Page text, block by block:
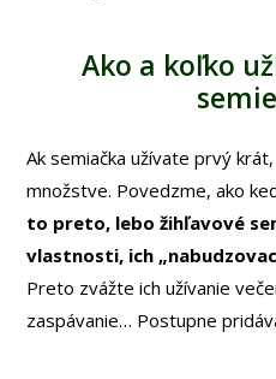
Ako a koľko
Ak semiačka užívate prvý
množstve. Povedzme, ako
to preto, lebo žihľavové
vlastnosti, ich
Preto zvážte ich užívanie
zaspávanie… Postupne